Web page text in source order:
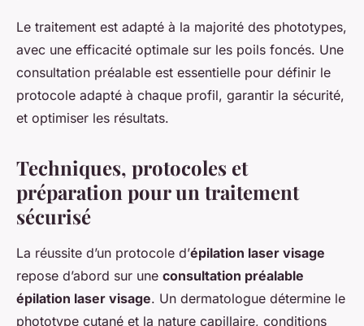
Le traitement est adapté à la majorité des phototypes,
avec une efficacité optimale sur les poils foncés. Une
consultation préalable est essentielle pour définir le
protocole adapté à chaque profil, garantir la sécurité,
et optimiser les résultats.
Techniques, protocoles et
préparation pour un traitement
sécurisé
La réussite d’un protocole d’épilation laser visage
repose d’abord sur une consultation préalable
épilation laser visage. Un dermatologue détermine le
phototype cutané et la nature capillaire, conditions